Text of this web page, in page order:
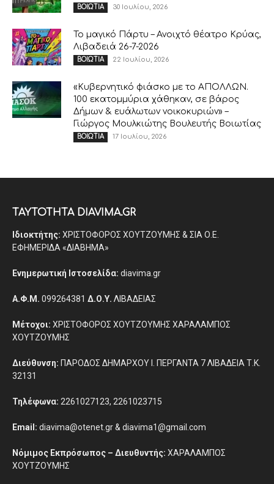
ΒΟΙΩΤΙΑ 30 Ιουλίου, 2026
Το μαγικό Πάρτυ – Ανοιχτό θέατρο Κρύας,
Λιβαδειά 26-7-2026
ΒΟΙΩΤΙΑ 22 Ιουλίου, 2026
«Κυβερνητικό φιάσκο με το ΑΠΟΛΛΩΝ.
100 εκατομμύρια χάθηκαν, σε βάρος
Δήμων & ευάλωτων νοικοκυριών» –
Γιώργος Μουλκιώτης Βουλευτής Βοιωτίας
ΒΟΙΩΤΙΑ 17 Ιουλίου, 2026
ΤΑΥΤΟΤΗΤΑ DIAVIMA.GR
Ιδιοκτήτης: ΧΡΙΣΤΟΦΟΡΟΣ ΧΟΥΤΖΟΥΜΗΣ & ΣΙΑ Ο.Ε.
ΕΦΗΜΕΡΙΔΑ «ΔΙΑΒΗΜΑ»
Ενημερωτική Ιστοσελίδα: diavima.gr
Α.Φ.Μ. 099264381 Δ.Ο.Υ. ΛΙΒΑΔΕΙΑΣ
Μέτοχοι: ΧΡΙΣΤΟΦΟΡΟΣ ΧΟΥΤΖΟΥΜΗΣ ΧΑΡΑΛΑΜΠΟΣ
ΧΟΥΤΖΟΥΜΗΣ
Διεύθυνση: ΠΑΡΟΔΟΣ ΔΗΜΑΡΧΟΥ Ι. ΠΕΡΓΑΝΤΑ 7 ΛΙΒΑΔΕΙΑ Τ.Κ.
32131
Τηλέφωνα: 2261027123, 2261023715
Email: diavima@otenet.gr & diavima1@gmail.com
Νόμιμος Εκπρόσωπος – Διευθυντής: ΧΑΡΑΛΑΜΠΟΣ
ΧΟΥΤΖΟΥΜΗΣ